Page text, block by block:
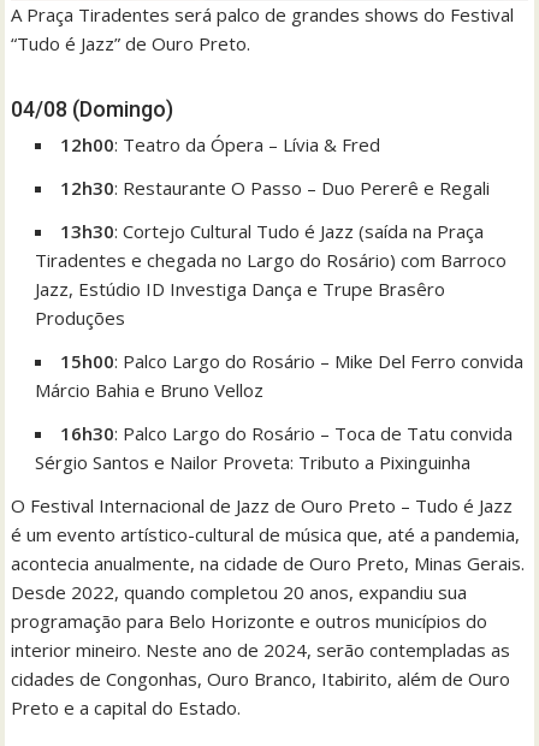
A Praça Tiradentes será palco de grandes shows do Festival
“Tudo é Jazz” de Ouro Preto.
04/08 (Domingo)
12h00: Teatro da Ópera – Lívia & Fred
12h30: Restaurante O Passo – Duo Pererê e Regali
13h30: Cortejo Cultural Tudo é Jazz (saída na Praça
Tiradentes e chegada no Largo do Rosário) com Barroco
Jazz, Estúdio ID Investiga Dança e Trupe Brasêro
Produções
15h00: Palco Largo do Rosário – Mike Del Ferro convida
Márcio Bahia e Bruno Velloz
16h30: Palco Largo do Rosário – Toca de Tatu convida
Sérgio Santos e Nailor Proveta: Tributo a Pixinguinha
O Festival Internacional de Jazz de Ouro Preto – Tudo é Jazz
é um evento artístico-cultural de música que, até a pandemia,
acontecia anualmente, na cidade de Ouro Preto, Minas Gerais.
Desde 2022, quando completou 20 anos, expandiu sua
programação para Belo Horizonte e outros municípios do
interior mineiro. Neste ano de 2024, serão contempladas as
cidades de Congonhas, Ouro Branco, Itabirito, além de Ouro
Preto e a capital do Estado.